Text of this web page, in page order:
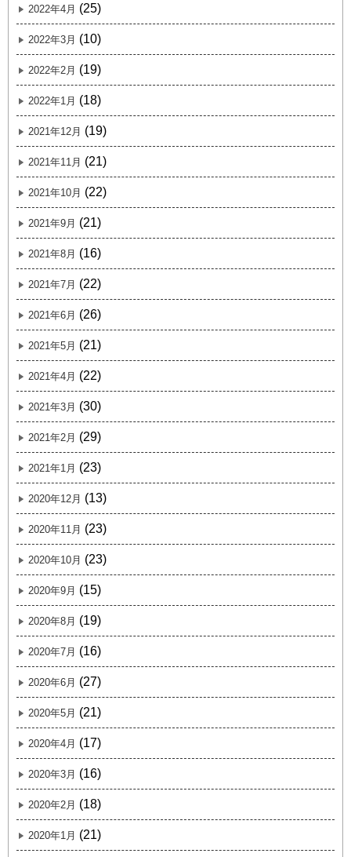
2022年4月 (25)
2022年3月 (10)
2022年2月 (19)
2022年1月 (18)
2021年12月 (19)
2021年11月 (21)
2021年10月 (22)
2021年9月 (21)
2021年8月 (16)
2021年7月 (22)
2021年6月 (26)
2021年5月 (21)
2021年4月 (22)
2021年3月 (30)
2021年2月 (29)
2021年1月 (23)
2020年12月 (13)
2020年11月 (23)
2020年10月 (23)
2020年9月 (15)
2020年8月 (19)
2020年7月 (16)
2020年6月 (27)
2020年5月 (21)
2020年4月 (17)
2020年3月 (16)
2020年2月 (18)
2020年1月 (21)